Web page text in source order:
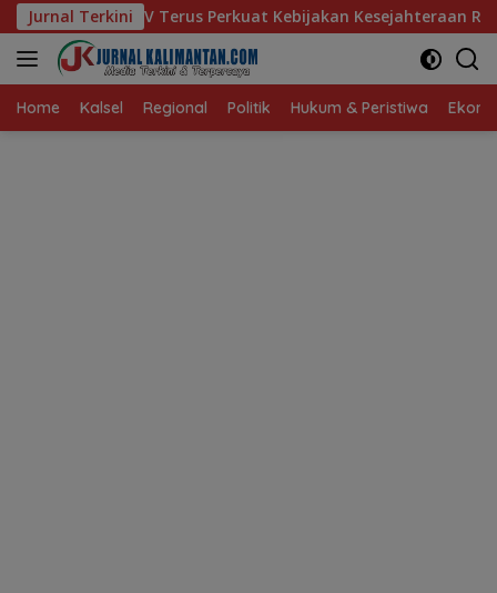
Langsung
ke
konten
Jurnal Terkini
Perkuat Kebijakan Kesejahteraan Rakyat Baru 10
Home Kalsel Regional Politik Hukum & Peristiwa